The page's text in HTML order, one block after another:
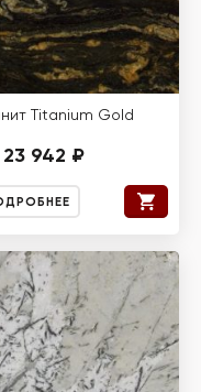
Titanium Gold
23 942 ₽